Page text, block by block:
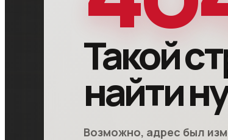
Такой
найти
Возможно, адрес был